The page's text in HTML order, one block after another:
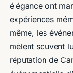
élégance ont
expériences
même, les
mêlent souvent
réputation de